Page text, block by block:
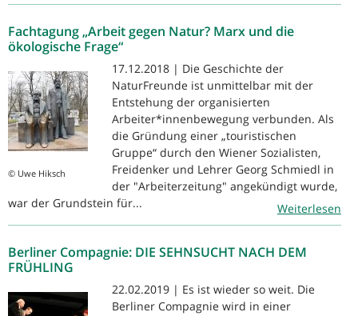
Fachtagung „Arbeit gegen Natur? Marx und die
ökologische Frage“
© Uwe Hiksch
17.12.2018 | Die Geschichte der
NaturFreunde ist unmittelbar mit der
Entstehung der organisierten
Arbeiter*innenbewegung verbunden. Als
die Gründung einer „touristischen
Gruppe“ durch den Wiener Sozialisten,
Freidenker und Lehrer Georg Schmiedl in
der "Arbeiterzeitung" angekündigt wurde,
war der Grundstein für...
Weiterlesen
Berliner Compagnie: DIE SEHNSUCHT NACH DEM
FRÜHLING
22.02.2019 | Es ist wieder so weit. Die
Berliner Compagnie wird in einer